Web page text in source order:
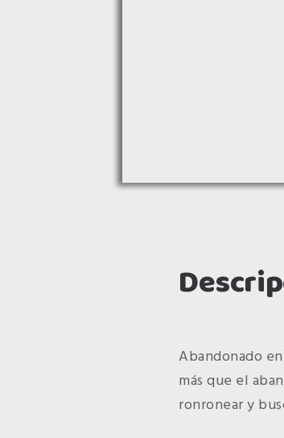
Abandonado
más que el
ronronear y